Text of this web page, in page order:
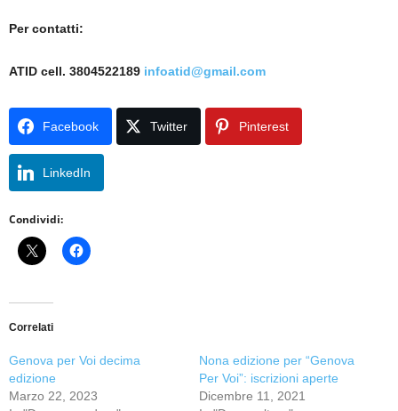
Per contatti:
ATID cell. 3804522189 infoatid@gmail.com
Facebook Twitter Pinterest
LinkedIn
Condividi:
Correlati
Genova per Voi decima
edizione
Marzo 22, 2023
Nona edizione per “Genova
Per Voi”: iscrizioni aperte
Dicembre 11, 2021